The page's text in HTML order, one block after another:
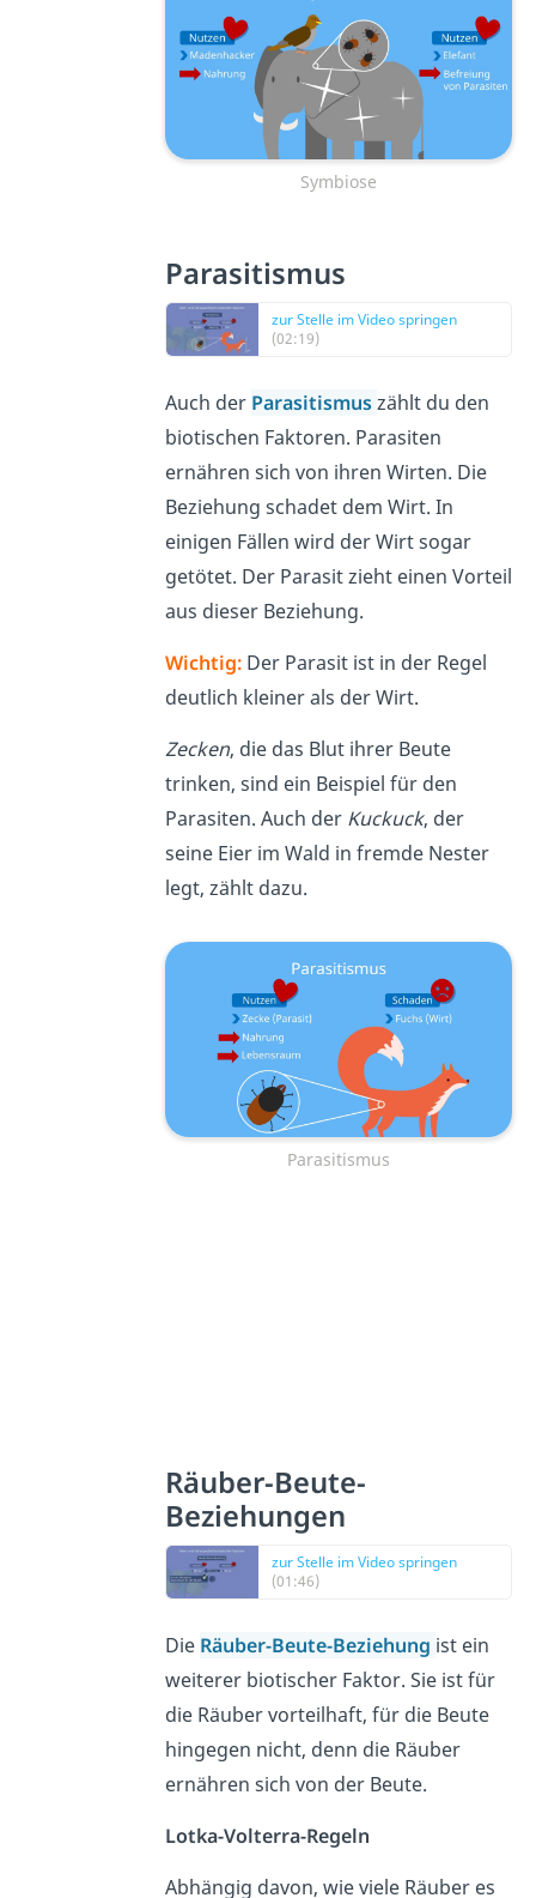
Symbiose
Parasitismus
zur Stelle im Video springen
(02:19)
Auch der Parasitismuszählt du den
biotischen Faktoren. Parasiten
ernähren sich von ihren Wirten. Die
Beziehung schadet dem Wirt. In
einigen Fällen wird der Wirt sogar
getötet. Der Parasit zieht einen Vorteil
aus dieser Beziehung.
Wichtig: Der Parasit ist in der Regel
deutlich kleiner als der Wirt.
Zecken, die das Blut ihrer Beute
trinken, sind ein Beispiel für den
Parasiten. Auch der Kuckuck, der
seine Eier im Wald in fremde Nester
legt, zählt dazu.
Parasitismus
Räuber-Beute-
Beziehungen
zur Stelle im Video springen
(01:46)
Die Räuber-Beute-Beziehung ist ein
weiterer biotischer Faktor. Sie ist für
die Räuber vorteilhaft, für die Beute
hingegen nicht, denn die Räuber
ernähren sich von der Beute.
Lotka-Volterra-Regeln
Abhängig davon, wie viele Räuber es